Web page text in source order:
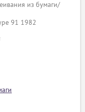
из бумаги/
91 1982